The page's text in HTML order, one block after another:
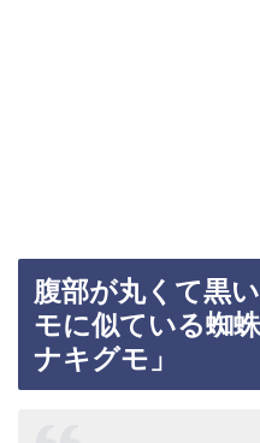
腹部が丸くて黒
モに似ている蜘
ナキグモ」